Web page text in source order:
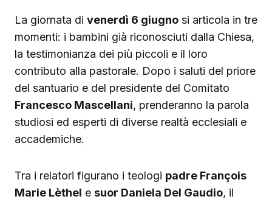
La giornata di venerdì 6 giugno si articola in tre
momenti: i bambini già riconosciuti dalla Chiesa,
la testimonianza dei più piccoli e il loro
contributo alla pastorale. Dopo i saluti del priore
del santuario e del presidente del Comitato
Francesco Mascellani, prenderanno la parola
studiosi ed esperti di diverse realtà ecclesiali e
accademiche.
Tra i relatori figurano i teologi padre François
Marie Lèthel e suor Daniela Del Gaudio, il